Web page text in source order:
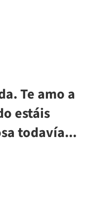
Te amo a
estáis
todavía...